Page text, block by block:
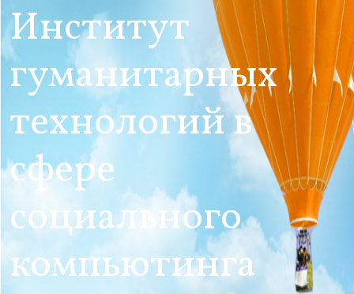
Институт
гуманитарных
технологий в
сфере
социального
компьютинга